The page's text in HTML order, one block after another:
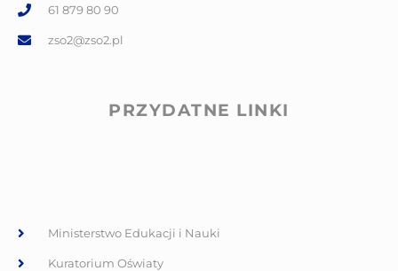
61 879 80 90
zso2@zso2.pl
PRZYDATNE LINKI
Ministerstwo Edukacji i Nauki
Kuratorium Oświaty